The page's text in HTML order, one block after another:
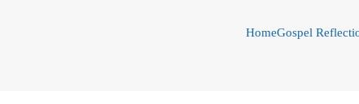
HomeGospel